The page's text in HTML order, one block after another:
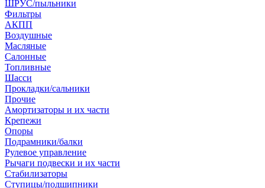
ШРУС/пыльники
Фильтры
АКПП
Воздушные
Масляные
Салонные
Топливные
Шасси
Прокладки/сальники
Прочие
Амортизаторы и их части
Крепежи
Опоры
Подрамники/балки
Рулевое управление
Рычаги подвески и их части
Стабилизаторы
Ступицы/подшипники